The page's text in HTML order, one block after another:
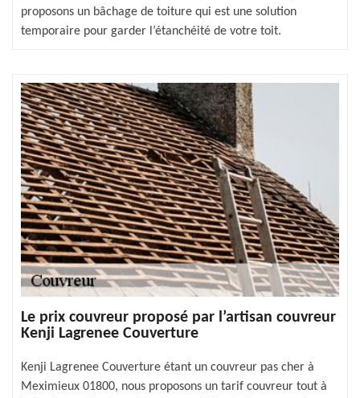
proposons un bâchage de toiture qui est une solution
temporaire pour garder l’étanchéité de votre toit.
Le prix couvreur proposé par l’artisan couvreur
Kenji Lagrenee Couverture
Kenji Lagrenee Couverture étant un couvreur pas cher à
Meximieux 01800, nous proposons un tarif couvreur tout à